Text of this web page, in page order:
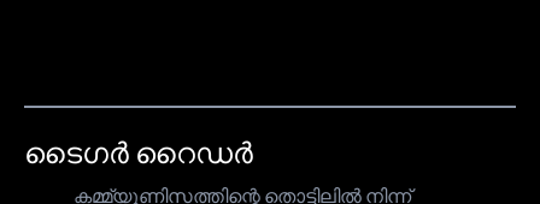
ടൈഗർ റൈഡർ
കമ്മ്യൂണിസത്തിന്റെ തൊട്ടിലിൽ നിന്ന്